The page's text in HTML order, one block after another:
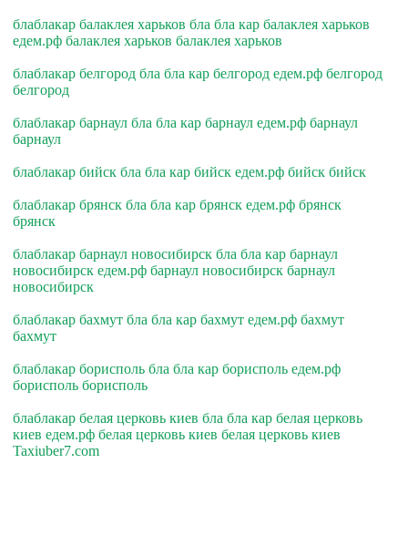
блаблакар балаклея харьков бла бла кар балаклея харьков
едем.рф балаклея харьков балаклея харьков
блаблакар белгород бла бла кар белгород едем.рф белгород
белгород
блаблакар барнаул бла бла кар барнаул едем.рф барнаул
барнаул
блаблакар бийск бла бла кар бийск едем.рф бийск бийск
блаблакар брянск бла бла кар брянск едем.рф брянск
брянск
блаблакар барнаул новосибирск бла бла кар барнаул
новосибирск едем.рф барнаул новосибирск барнаул
новосибирск
блаблакар бахмут бла бла кар бахмут едем.рф бахмут
бахмут
блаблакар борисполь бла бла кар борисполь едем.рф
борисполь борисполь
блаблакар белая церковь киев бла бла кар белая церковь
киев едем.рф белая церковь киев белая церковь киев
Taxiuber7.com